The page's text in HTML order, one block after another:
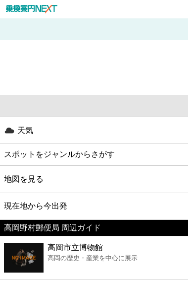
天気
スポットをジャンルからさがす
グルメ
映画
美容
コンビニ
地図を見る
現在地から今出発
高岡野村郵便局 周辺ガイド
高岡市立博物館
高岡の歴史・産業を中心に展示